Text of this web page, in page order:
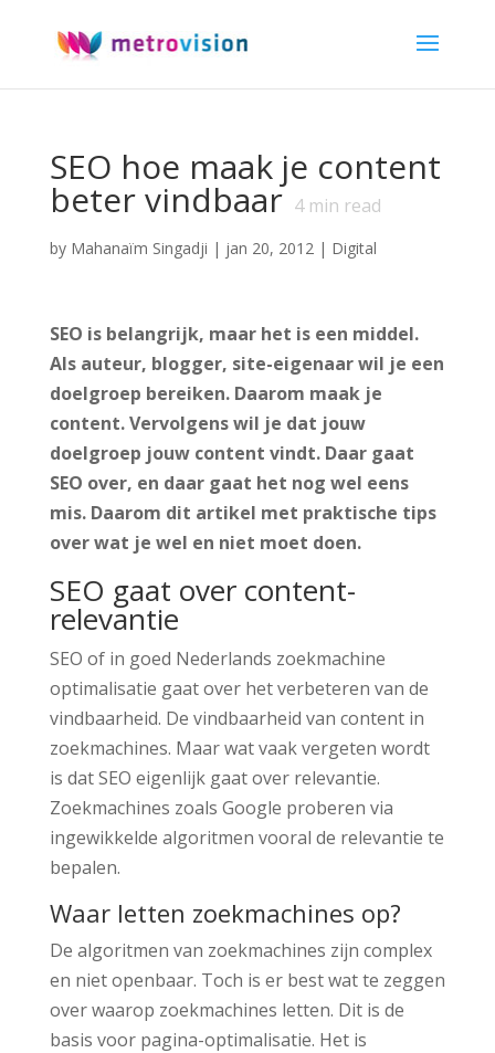
SEO hoe maak je content
beter vindbaar 4min read
by Mahanaïm Singadji | jan 20, 2012| Digital
SEO is belangrijk, maar het is een middel.
Als auteur, blogger, site-eigenaar wil je een
doelgroep bereiken. Daarom maak je
content. Vervolgens wil je dat jouw
doelgroep jouw content vindt. Daar gaat
SEO over, en daar gaat het nog wel eens
mis. Daarom dit artikel met praktische tips
over wat je wel en niet moet doen.
SEO gaat over content-
relevantie
SEO of in goed Nederlands zoekmachine
optimalisatie gaat over het verbeteren van de
vindbaarheid. De vindbaarheid van content in
zoekmachines. Maar wat vaak vergeten wordt
is dat SEO eigenlijk gaat over relevantie.
Zoekmachines zoals Google proberen via
ingewikkelde algoritmen vooral de relevantie te
bepalen.
Waar letten zoekmachines op?
De algoritmen van zoekmachines zijn complex
en niet openbaar. Toch is er best wat te zeggen
over waarop zoekmachines letten. Dit is de
basis voor pagina-optimalisatie. Het is